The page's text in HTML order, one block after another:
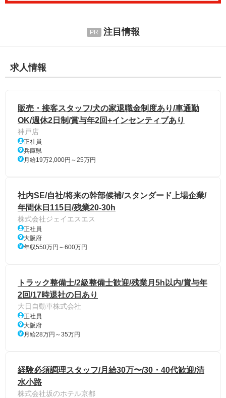
注目情報
求人情報
販売・接客スタッフ/犬の家退職金制度あり/車通勤
OK/週休2日制/賞与年2回+インセンティブあり
神戸店
正社員
兵庫県
月給19万2,000円～25万円
社内SE/自社/将来の幹部候補/スタンダード上場企業/
年間休日115日/残業20-30h
株式会社ジェイエスエス
正社員
大阪府
年収550万円～600万円
トラック整備士/2級整備士歓迎/残業月5h以内/賞与年
2回/17時退社の日あり
大日自動車株式会社
正社員
大阪府
月給28万円～35万円
経験必須調理スタッフ/月給30万〜/30・40代歓迎/清
水小路
株式会社坂のホテル京都